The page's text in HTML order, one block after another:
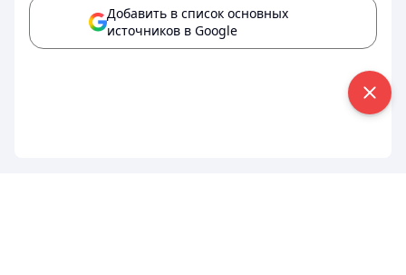
Добавить в список основных
источников в Google